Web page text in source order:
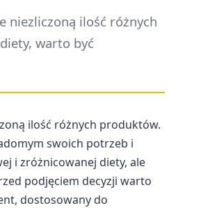
niezliczoną ilość różnych
warto być
ilość różnych produktów.
swoich potrzeb i
i zróżnicowanej diety, ale
podjęciem decyzji warto
dostosowany do